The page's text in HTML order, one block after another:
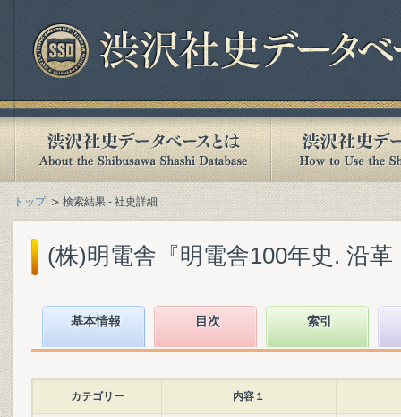
トップ 検索結果 - 社史詳細
(株)明電舎『明電舎100年史. 沿
基本情報 目次 索引
カテゴリー 内容１